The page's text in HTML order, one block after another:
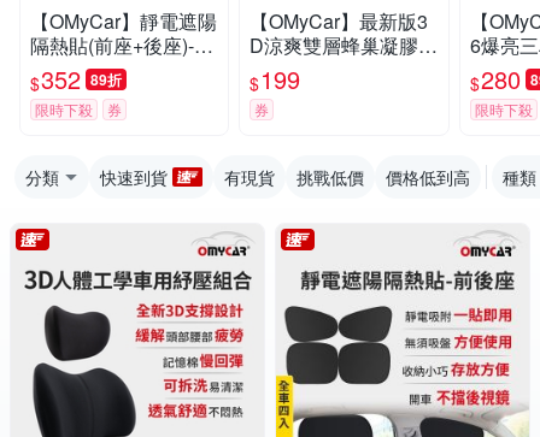
【OMyCar】靜電遮陽
隔熱貼(前座+後座)-4
入 (汽車遮陽 車窗遮
陽 防曬遮光)
$352 89折
限時下殺 券
【OMyCar】最新版3
D涼爽雙層蜂巢凝膠坐
墊(送-專用止滑布套收
納袋)透氣釋壓 -快
$199
券
【
6爆亮
(停電
燈 登山
燈)
$280
限時下殺
分類 快速到貨 有現貨 挑戰低價 價格低到高 種類